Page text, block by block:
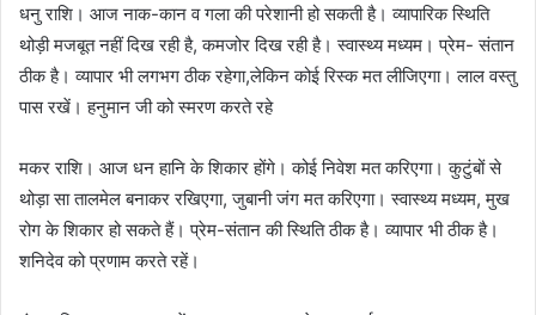
धनु राशि। आज नाक-कान व गला की परेशानी हो सकती है। व्यापारिक स्थिति
थोड़ी मजबूत नहीं दिख रही है, कमजोर दिख रही है। स्वास्थ्य मध्यम। प्रेम- संतान
ठीक है। व्यापार भी लगभग ठीक रहेगा,लेकिन कोई रिस्क मत लीजिएगा। लाल वस्तु
पास रखें। हनुमान जी को स्मरण करते रहे
मकर राशि। आज धन हानि के शिकार होंगे। कोई निवेश मत करिएगा। कुटुंबों से
थोड़ा सा तालमेल बनाकर रखिएगा, जुबानी जंग मत करिएगा। स्वास्थ्य मध्यम, मुख
रोग के शिकार हो सकते हैं। प्रेम-संतान की स्थिति ठीक है। व्यापार भी ठीक है।
शनिदेव को प्रणाम करते रहें।